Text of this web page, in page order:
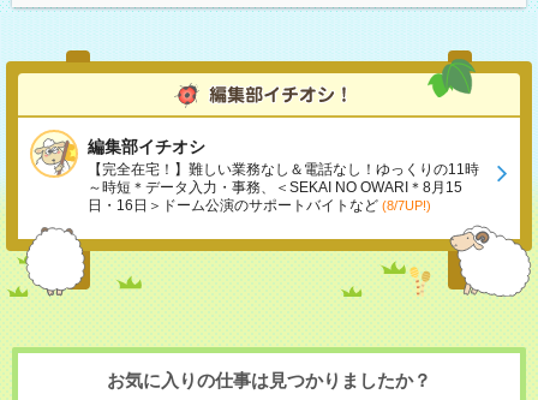
編集部イチオシ
【完全在宅！】難しい業務なし＆電話なし！ゆっくりの11時
～時短＊データ入力・事務、＜SEKAI NO OWARI＊8月15
日・16日＞ドーム公演のサポートバイトなど (8/7UP!)
お気に入りの仕事は見つかりましたか？